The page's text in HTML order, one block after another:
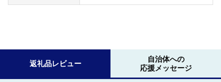
返礼品レビュー
自治体への
応援メッセージ